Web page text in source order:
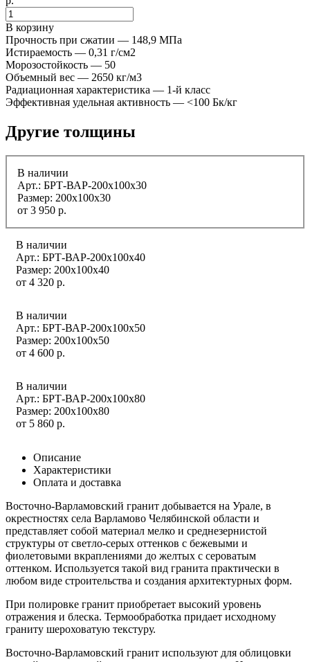
В корзину
Прочность при сжатии — 148,9 МПа
Истираемость — 0,31 г/см2
Морозостойкость — 50
Объемный вес — 2650 кг/м3
Радиационная характеристика — 1-й класс
Эффективная удельная активность — <100 Бк/кг
Другие толщины
В наличии
Арт.: БРТ-ВАР-200x100x30
Размер: 200x100x30
от 3 950 р.
В наличии
Арт.: БРТ-ВАР-200x100x40
Размер: 200x100x40
от 4 320 р.
В наличии
Арт.: БРТ-ВАР-200x100x50
Размер: 200x100x50
от 4 600 р.
В наличии
Арт.: БРТ-ВАР-200x100x80
Размер: 200x100x80
от 5 860 р.
Описание
Характеристики
Оплата и доставка
Восточно-Варламовский гранит добывается на Урале, в
окрестностях села Варламово Челябинской области и
представляет собой материал мелко и среднезернистой
структуры от светло-серых оттенков с бежевыми и
фиолетовыми вкраплениями до желтых с сероватым
оттенком. Используется такой вид гранита практически в
любом виде строительства и создания архитектурных форм.
При полировке гранит приобретает высокий уровень
отражения и блеска. Термообработка придает исходному
граниту шероховатую текстуру.
Восточно-Варламовский гранит используют для облицовки